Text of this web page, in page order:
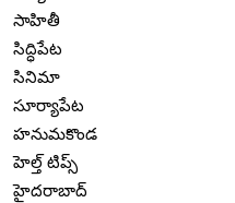
సాహితీ
సిద్ధిపేట
సినిమా
సూర్యాపేట
హనుమకొండ
హెల్త్ టిప్స్
హైదరాబాద్